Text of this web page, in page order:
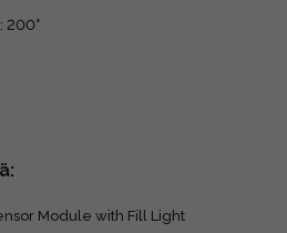
200°
Module with Fill Light